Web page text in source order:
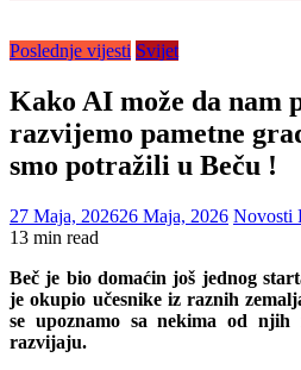
Poslednje vijesti Svijet
Kako AI može da nam
razvijemo pametne
smo potražili u Beču !
27 Maja, 202626 Maja, 2026 Novosti
13 min read
Beč je bio domaćin još jednog
je okupio učesnike iz raznih
se upoznamo sa nekima od njih
razvijaju.